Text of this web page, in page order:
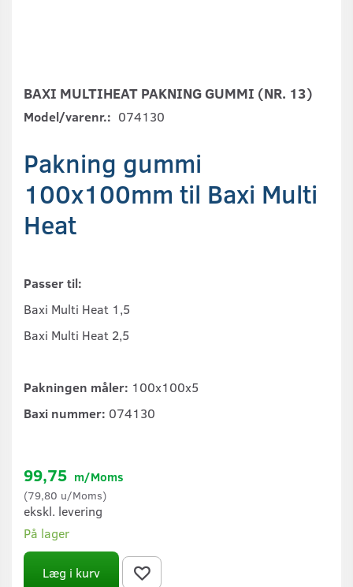
BAXI MULTIHEAT PAKNING GUMMI (NR. 13)
Model/varenr.: 074130
Pakning gummi
100x100mm til Baxi Multi
Heat
Passer til:
Baxi Multi Heat 1,5
Baxi Multi Heat 2,5
Pakningen måler: 100x100x5
Baxi nummer: 074130
99,75 m/Moms
(79,80 u/Moms)
ekskl. levering
På lager
Læg i kurv